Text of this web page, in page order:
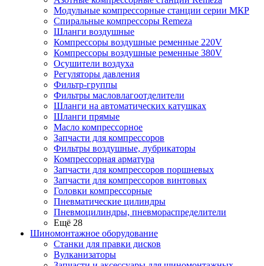
Модульные компрессорные станции серии МКР
Спиральные компрессоры Remeza
Шланги воздушные
Компрессоры воздушные ременные 220V
Компрессоры воздушные ременные 380V
Осушители воздуха
Регуляторы давления
Фильтр-группы
Фильтры масловлагоотделители
Шланги на автоматических катушках
Шланги прямые
Масло компрессорное
Запчасти для компрессоров
Фильтры воздушные, лубрикаторы
Компрессорная арматура
Запчасти для компрессоров поршневых
Запчасти для компрессоров винтовых
Головки компрессорные
Пневматические цилиндры
Пневмоцилиндры, пневмораспределители
Ещё 28
Шиномонтажное оборудование
Станки для правки дисков
Вулканизаторы